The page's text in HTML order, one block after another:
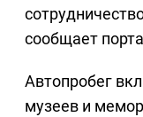
сообщает
Автопробег
музеев и